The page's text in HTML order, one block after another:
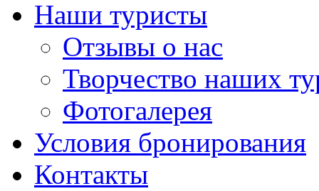
Наши туристы
Отзывы о нас
Творчество наших
Фотогалерея
Условия бронирования
Контакты